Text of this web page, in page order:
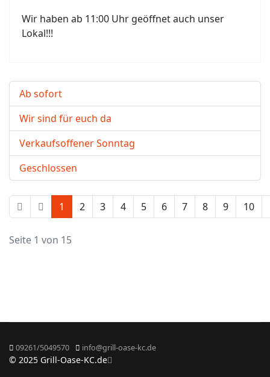
Wir haben ab 11:00 Uhr geöffnet auch unser
Lokal!!!
Ab sofort
Wir sind für euch da
Verkaufsoffener Sonntag
Geschlossen
1 2 3 4 5 6 7 8 9 10
Seite 1 von 15
09261/5049570 info@grill-oase-kc.de
© 2025 Grill-Oase-KC.de